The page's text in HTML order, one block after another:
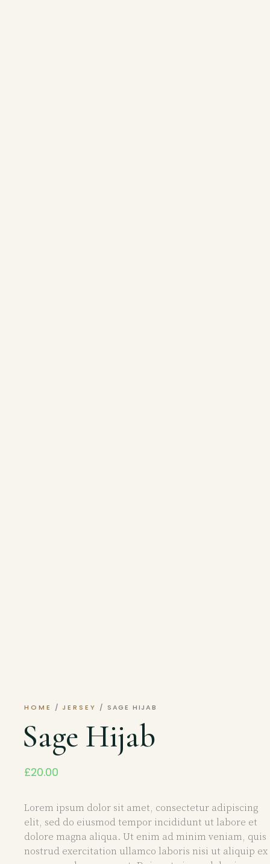
HOME / JERSEY / SAGE HIJAB
Sage Hijab
£20.00
Lorem ipsum dolor sit amet, consectetur adipiscing
elit, sed do eiusmod tempor incididunt ut labore et
dolore magna aliqua. Ut enim ad minim veniam, quis
nostrud exercitation ullamco laboris nisi ut aliquip ex